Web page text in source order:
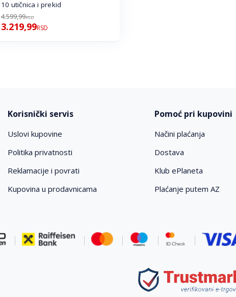
10 utičnica i prekid
4.599,99RSD
3.219,99RSD
Korisnički servis
Uslovi kupovine
Politika privatnosti
Reklamacije i povrati
Kupovina u prodavnicama
Pomoć pri kupovini
Načini plaćanja
Dostava
Klub ePlaneta
Plaćanje putem AZ